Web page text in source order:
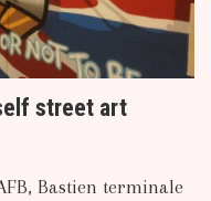
street art
Bastien terminale